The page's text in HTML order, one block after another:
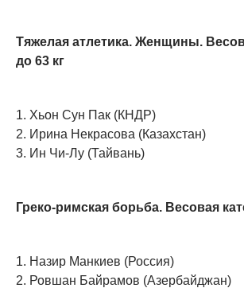
Тяжелая атлетика. Женщины.
до 63 кг
1. Хьон Сун Пак (КНДР)
2. Ирина Некрасова (Казахстан)
3. Ин Чи-Лу (Тайвань)
Греко-римская борьба. Весовая
1. Назир Манкиев (Россия)
2. Ровшан Байрамов (Азербайджан)